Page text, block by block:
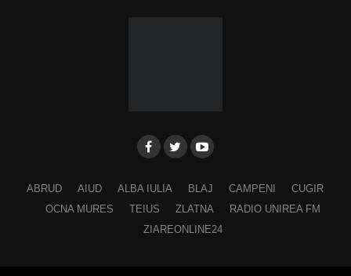
Georgiana Petrescu
Georgiana Pavelescu
Alina Andrei
ABRUD AIUD ALBA IULIA BLAJ CAMPENI
CUGIR
OCNA MURES
TEIUS ZLATNA
RADIO UNIREA FM
ZIAREONLINE24